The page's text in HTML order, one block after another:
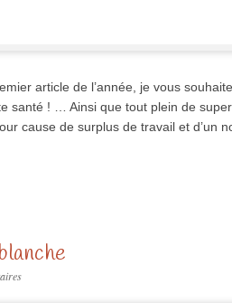
article de l’année, je vous
santé ! … Ainsi que tout plein de
cause de surplus de travail et d’un